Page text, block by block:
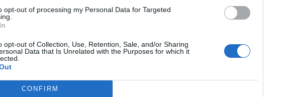
opt-out of processing my Personal Data for Targeted
opt-out of Collection, Use, Retention, Sale, and/or Sharing
Data that Is Unrelated with the Purposes for which it
CONFIRM